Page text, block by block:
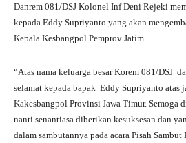
Danrem 081/DSJ Kolonel Inf Deni Rejeki
kepada Eddy Supriyanto yang akan
Kepala Kesbangpol Pemprov Jatim.
“Atas nama keluarga besar Korem 081/DSJ
selamat kepada bapak Eddy Supriyanto atas
Kakesbangpol Provinsi Jawa Timur. Semoga
nanti senantiasa diberikan kesuksesan dan
dalam sambutannya pada acara Pisah